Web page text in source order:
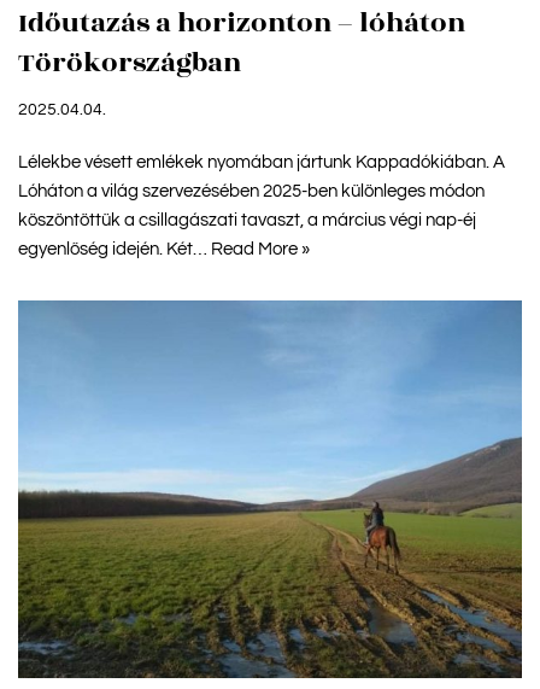
Időutazás a horizonton – lóháton
Törökországban
2025.04.04.
Lélekbe vésett emlékek nyomában jártunk Kappadókiában. A
Lóháton a világ szervezésében 2025-ben különleges módon
köszöntöttük a csillagászati tavaszt, a március végi nap-éj
egyenlőség idején. Két… Read More »